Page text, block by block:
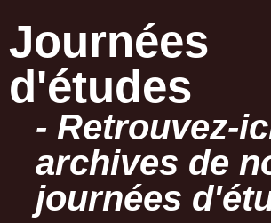
Journées
d'études
- Retrouvez-
archives de
journées